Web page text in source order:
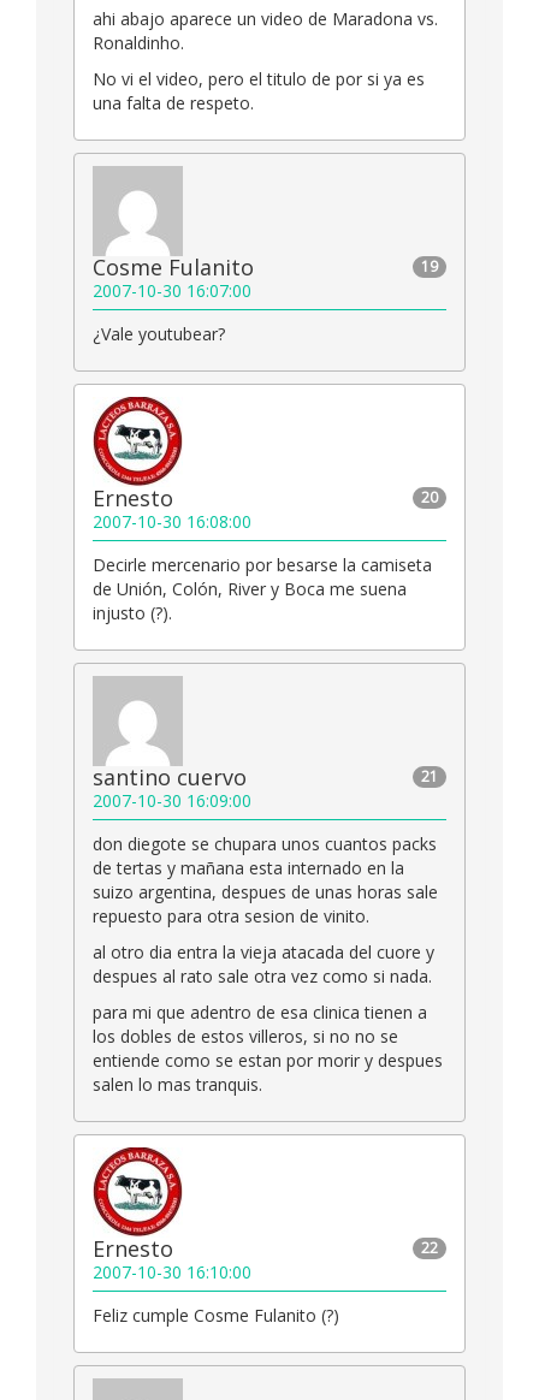
ahi abajo aparece un video de Maradona vs.
Ronaldinho.
No vi el video, pero el titulo de por si ya es
una falta de respeto.
19
Cosme Fulanito
2007-10-30 16:07:00
¿Vale youtubear?
20
Ernesto
2007-10-30 16:08:00
Decirle mercenario por besarse la camiseta
de Unión, Colón, River y Boca me suena
injusto (?).
21
santino cuervo
2007-10-30 16:09:00
don diegote se chupara unos cuantos packs
de tertas y mañana esta internado en la
suizo argentina, despues de unas horas sale
repuesto para otra sesion de vinito.
al otro dia entra la vieja atacada del cuore y
despues al rato sale otra vez como si nada.
para mi que adentro de esa clinica tienen a
los dobles de estos villeros, si no no se
entiende como se estan por morir y despues
salen lo mas tranquis.
22
Ernesto
2007-10-30 16:10:00
Feliz cumple Cosme Fulanito (?)